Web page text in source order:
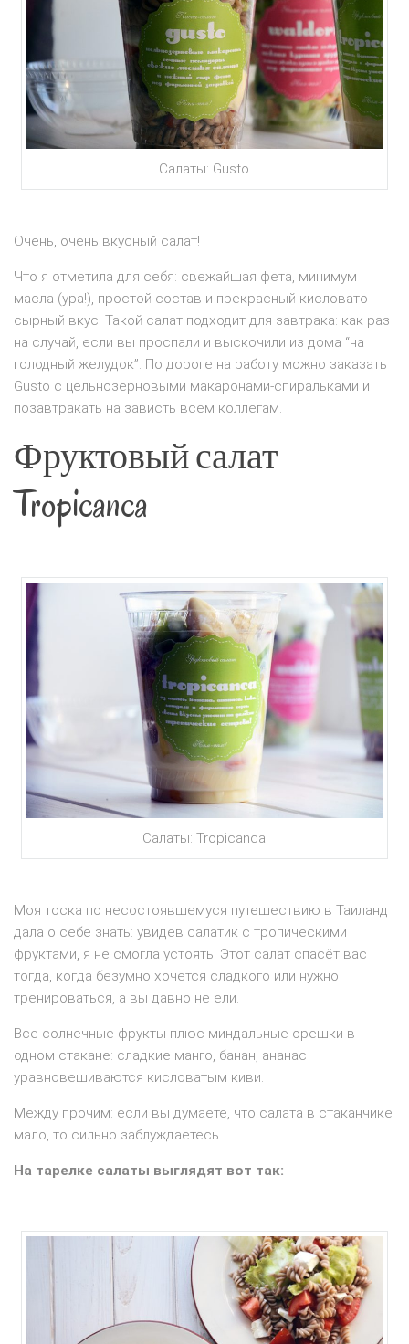
Салаты: Gusto
Очень, очень вкусный салат!
Что я отметила для себя: свежайшая фета, минимум
масла (ура!), простой состав и прекрасный кисловато-
сырный вкус. Такой салат подходит для завтрака: как раз
на случай, если вы проспали и выскочили из дома “на
голодный желудок”. По дороге на работу можно заказать
Gusto с цельнозерновыми макаронами-спиральками и
позавтракать на зависть всем коллегам.
Фруктовый салат
Tropicanca
Салаты: Tropicanca
Моя тоска по несостоявшемуся путешествию в Таиланд
дала о себе знать: увидев салатик с тропическими
фруктами, я не смогла устоять. Этот салат спасёт вас
тогда, когда безумно хочется сладкого или нужно
тренироваться, а вы давно не ели.
Все солнечные фрукты плюс миндальные орешки в
одном стакане: сладкие манго, банан, ананас
уравновешиваются кисловатым киви.
Между прочим: если вы думаете, что салата в стаканчике
мало, то сильно заблуждаетесь.
На тарелке салаты выглядят вот так: